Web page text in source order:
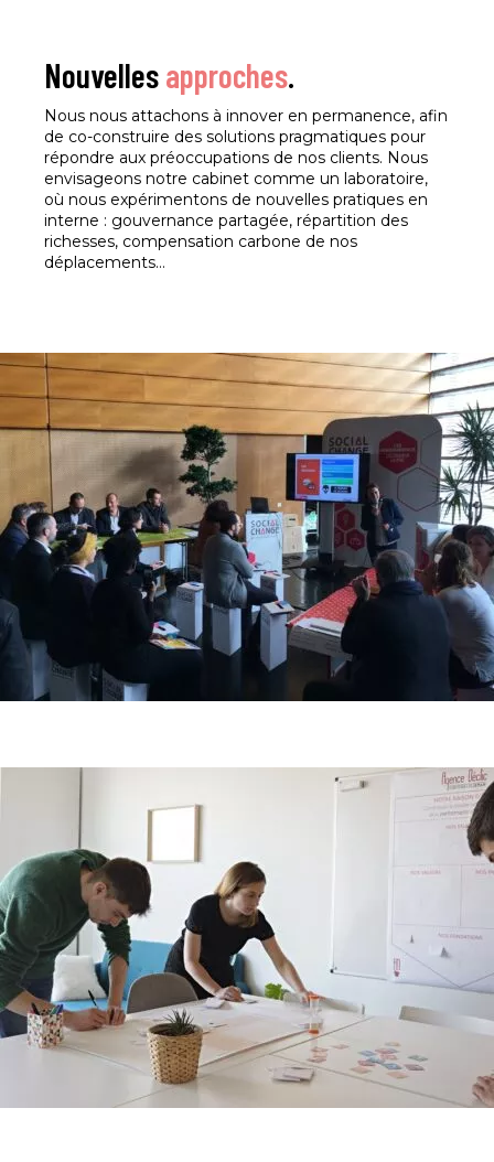
Nouvellesapproches.
Nous nous attachons à innover en permanence, afin
de co-construire des solutions pragmatiques pour
répondre aux préoccupations de nos clients. Nous
envisageons notre cabinet comme un laboratoire,
où nous expérimentons de nouvelles pratiques en
interne : gouvernance partagée, répartition des
richesses, compensation carbone de nos
déplacements…